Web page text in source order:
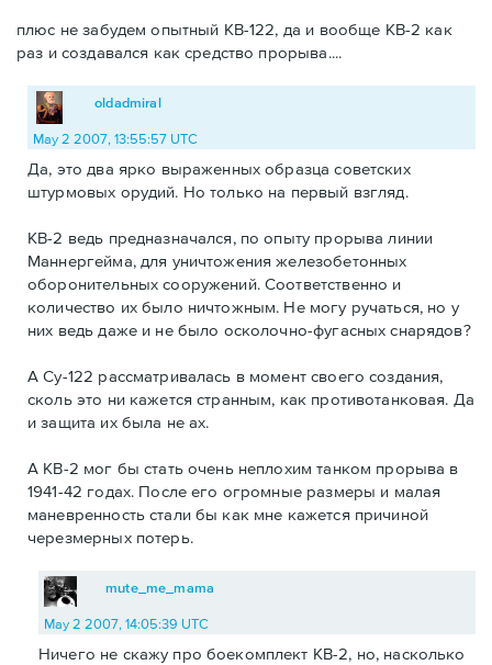
плюс не забудем опытный КВ-122, да и вообще КВ-2 как
раз и создавался как средство прорыва....
oldadmiral
May 2 2007, 13:55:57 UTC
Да, это два ярко выраженных образца советских
штурмовых орудий. Но только на первый взгляд.
КВ-2 ведь предназначался, по опыту прорыва линии
Маннергейма, для уничтожения железобетонных
оборонительных сооружений. Соответственно и
количество их было ничтожным. Не могу ручаться, но у
них ведь даже и не было осколочно-фугасных снарядов?
А Су-122 рассматривалась в момент своего создания,
сколь это ни кажется странным, как противотанковая. Да
и защита их была не ах.
А КВ-2 мог бы стать очень неплохим танком прорыва в
1941-42 годах. После его огромные размеры и малая
маневренность стали бы как мне кажется причиной
черезмерных потерь.
mute_me_mama
May 2 2007, 14:05:39 UTC
Ничего не скажу про боекомплект КВ-2, но, насколько